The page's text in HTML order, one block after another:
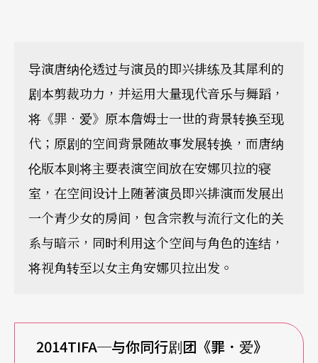
导演唐纳伦透过与演员的即兴排练及其犀利的
剧本剪裁功力，并运用大量现代音乐与舞蹈，
将《罪．爱》原本詹姆士一世的背景转换至现
代；原剧的空间背景随故事发展转换，而唐纳
伦版本则将主要表演空间放在安娜贝拉的寝
室，在空间设计上随著演员即兴排演而发展出
一个青少女的房间，包含宗教与流行文化的关
系与暗示，同时利用这个空间与角色的连结，
将视角转至以女主角安娜贝拉出发。
2014TIFA─与你同行剧团《罪．爱》